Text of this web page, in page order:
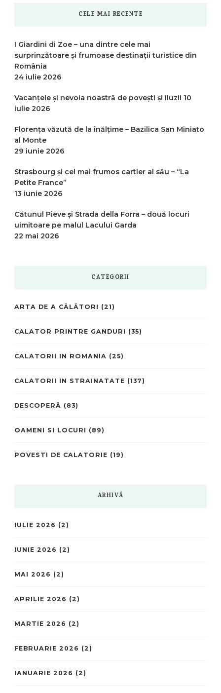
CELE MAI RECENTE
I Giardini di Zoe – una dintre cele mai
surprinzătoare și frumoase destinații turistice din
România
24 iulie 2026
Vacanțele și nevoia noastră de povești și iluzii 10
iulie 2026
Florența văzută de la înălțime – Bazilica San Miniato
al Monte
29 iunie 2026
Strasbourg și cel mai frumos cartier al său – “La
Petite France”
13 iunie 2026
Cătunul Pieve și Strada della Forra – două locuri
uimitoare pe malul Lacului Garda
22 mai 2026
CATEGORII
ARTA DE A CĂLĂTORI (21)
CALATOR PRINTRE GANDURI (35)
CALATORII IN ROMANIA (25)
CALATORII IN STRAINATATE (137)
DESCOPERĂ (83)
OAMENI SI LOCURI (89)
POVESTI DE CALATORIE (19)
ARHIVĂ
IULIE 2026 (2)
IUNIE 2026 (2)
MAI 2026 (2)
APRILIE 2026 (2)
MARTIE 2026 (2)
FEBRUARIE 2026 (2)
IANUARIE 2026 (2)